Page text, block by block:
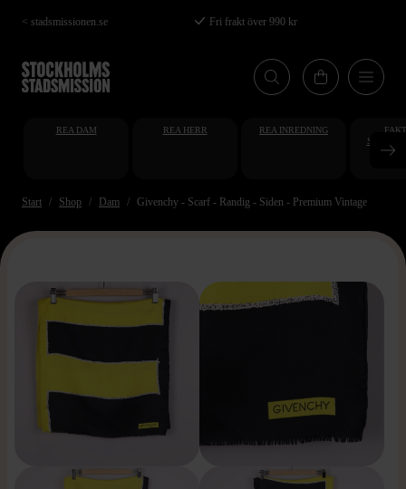
Hoppa
till
huvudinnehåll
< stadsmissionen.se Fri frakt över 990 kr
REA DAM REA HERR REA INREDNING
Start Shop Dam Givenchy - Scarf - Randig - Siden - Premium Vintage